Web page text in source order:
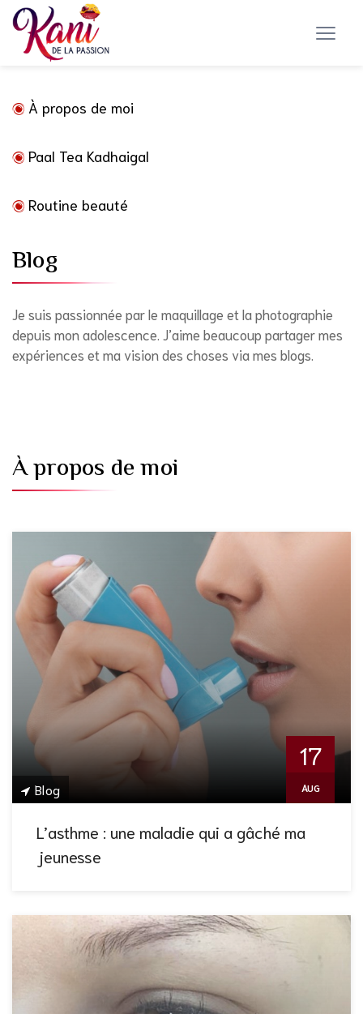
À propos de moi
Paal Tea Kadhaigal
Routine beauté
Blog
Je suis passionnée par le maquillage et la photographie
depuis mon adolescence. J’aime beaucoup partager mes
expériences et ma vision des choses via mes blogs.
À propos de moi
Blog
17
AUG
L’asthme : une maladie qui a gâché ma
jeunesse